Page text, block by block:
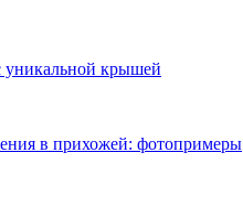
уникальной крышей
в прихожей: фотопримеры